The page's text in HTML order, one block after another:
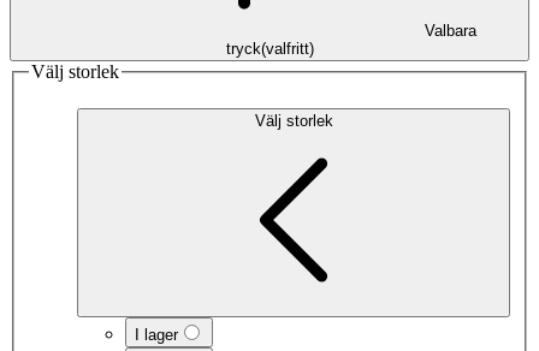
Valbara
tryck(valfritt)
Välj storlek
Välj storlek
I lager